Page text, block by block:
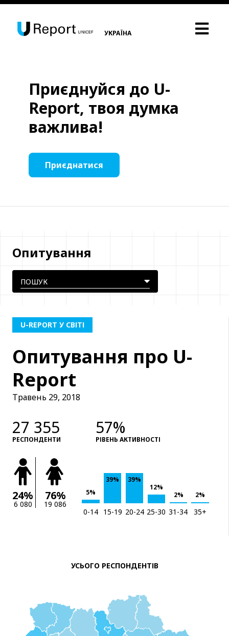
УКРАЇНА
Приєднуйся до U-
Report, твоя думка
важлива!
Приєднатися
Опитування
U-REPORT У СВІТІ
Опитування про U-
Report
Травень 29, 2018
27 355
РЕСПОНДЕНТИ
57%
РІВЕНЬ АКТИВНОСТІ
24%
6 080
76%
19 086
5%
39%
39%
12%
2%
2%
0-14 15-19 20-24 25-30 31-34 35+
УСЬОГО РЕСПОНДЕНТІВ